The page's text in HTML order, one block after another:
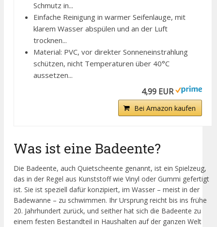
Schmutz in...
Einfache Reinigung in warmer Seifenlauge, mit
klarem Wasser abspülen und an der Luft
trocknen...
Material: PVC, vor direkter Sonneneinstrahlung
schützen, nicht Temperaturen über 40°C
aussetzen...
4,99 EUR
Bei Amazon kaufen
Was ist eine Badeente?
Die Badeente, auch Quietscheente genannt, ist ein Spielzeug,
das in der Regel aus Kunststoff wie Vinyl oder Gummi gefertigt
ist. Sie ist speziell dafür konzipiert, im Wasser – meist in der
Badewanne – zu schwimmen. Ihr Ursprung reicht bis ins frühe
20. Jahrhundert zurück, und seither hat sich die Badeente zu
einem festen Bestandteil in Haushalten auf der ganzen Welt